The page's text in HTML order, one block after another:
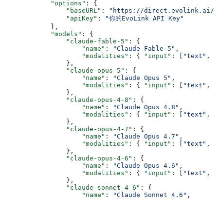
            "options"
: {
                "baseURL"
:
"https://direct.evolink.ai/
                "apiKey"
:
"你的EvoLink API Key"
            },
            "models"
: {
                "claude-fable-5"
: {
                    "name"
: "Claude Fable 5" ,
                    "modalities"
: { "input" : [ "text" ,
                },
                "claude-opus-5"
: {
                    "name"
: "Claude Opus 5" ,
                    "modalities"
: { "input" : [ "text" ,
                },
                "claude-opus-4-8"
: {
                    "name"
: "Claude Opus 4.8" ,
                    "modalities"
: { "input" : [ "text" ,
                },
                "claude-opus-4-7"
: {
                    "name"
: "Claude Opus 4.7" ,
                    "modalities"
: { "input" : [ "text" ,
                },
                "claude-opus-4-6"
: {
                    "name"
: "Claude Opus 4.6" ,
                    "modalities"
: { "input" : [ "text" ,
                },
                "claude-sonnet-4-6"
: {
                    "name"
: "Claude Sonnet 4.6" ,